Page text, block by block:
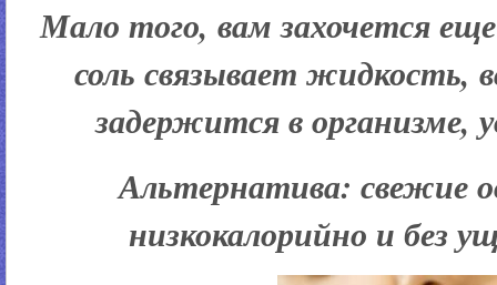
Мало того, вам захочется
соль связывает жидкость,
задержится в организме,
Альтернатива: свежие
низкокалорийно и без